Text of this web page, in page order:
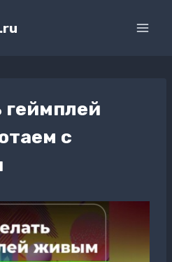
геймплей
с